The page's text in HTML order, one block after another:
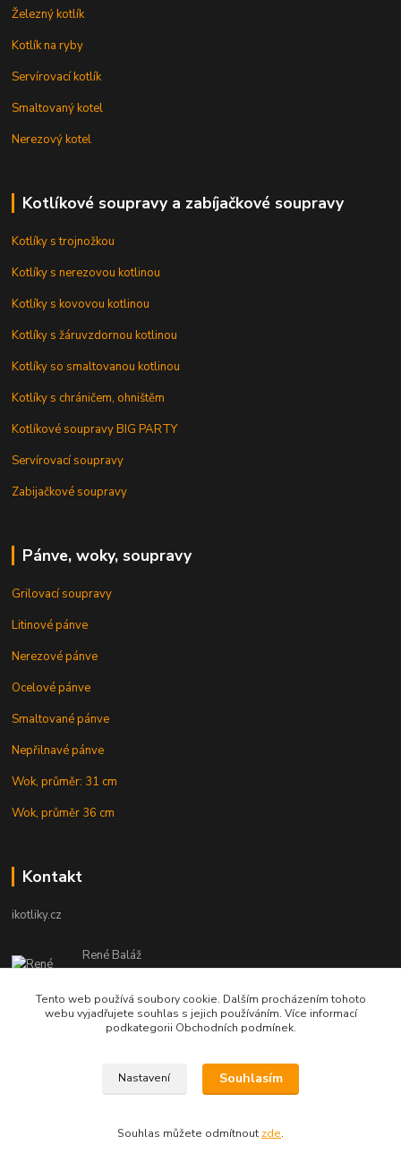
Železný kotlík
Kotlík na ryby
Servírovací kotlík
Smaltovaný kotel
Nerezový kotel
Kotlíkové soupravy a zabíjačkové soupravy
Kotlíky s trojnožkou
Kotlíky s nerezovou kotlinou
Kotlíky s kovovou kotlinou
Kotlíky s žáruvzdornou kotlinou
Kotlíky so smaltovanou kotlinou
Kotlíky s chráničem, ohništěm
Kotlíkové soupravy BIG PARTY
Servírovací soupravy
Zabijačkové soupravy
Pánve, woky, soupravy
Grilovací soupravy
Litinové pánve
Nerezové pánve
Ocelové pánve
Smaltované pánve
Nepřilnavé pánve
Wok, průměr: 31 cm
Wok, průměr 36 cm
Kontakt
ikotliky.cz
René Baláž
Eshop: +421 902 212 007
od 8:00 - do 16:00 hod
info@ikotliky.cz
Copyright © 2014-2020 IKOTLIKY.CZ, všetky práva vyhradené..
Tento web používá soubory cookie. Dalším procházením tohoto
webu vyjadřujete souhlas s jejich používáním. Více informací
podkategorii Obchodních podmínek.
Nastavení Souhlasím
Souhlas můžete odmítnout zde.